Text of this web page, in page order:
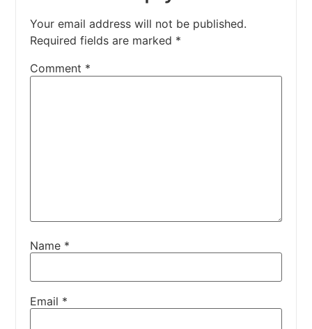
Your email address will not be published.
Required fields are marked *
Comment *
Name *
Email *